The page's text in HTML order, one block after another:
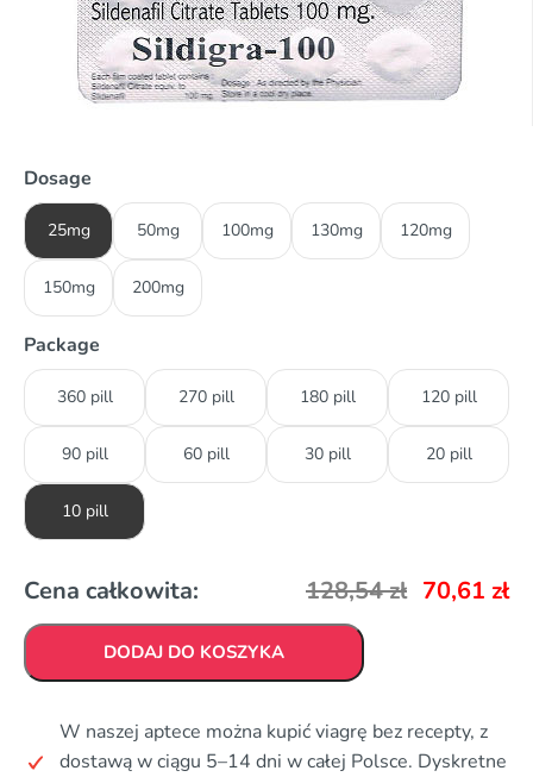
Dosage
25mg 50mg 100mg 130mg 120mg
150mg 200mg
Package
360 pill 270 pill 180 pill 120 pill
90 pill 60 pill 30 pill 20 pill
10 pill
Cena całkowita: 128,54zł 70,61 zł
DODAJ DO KOSZYKA
W naszej aptece można kupić viagrę bez recepty, z
dostawą w ciągu 5–14 dni w całej Polsce. Dyskretne